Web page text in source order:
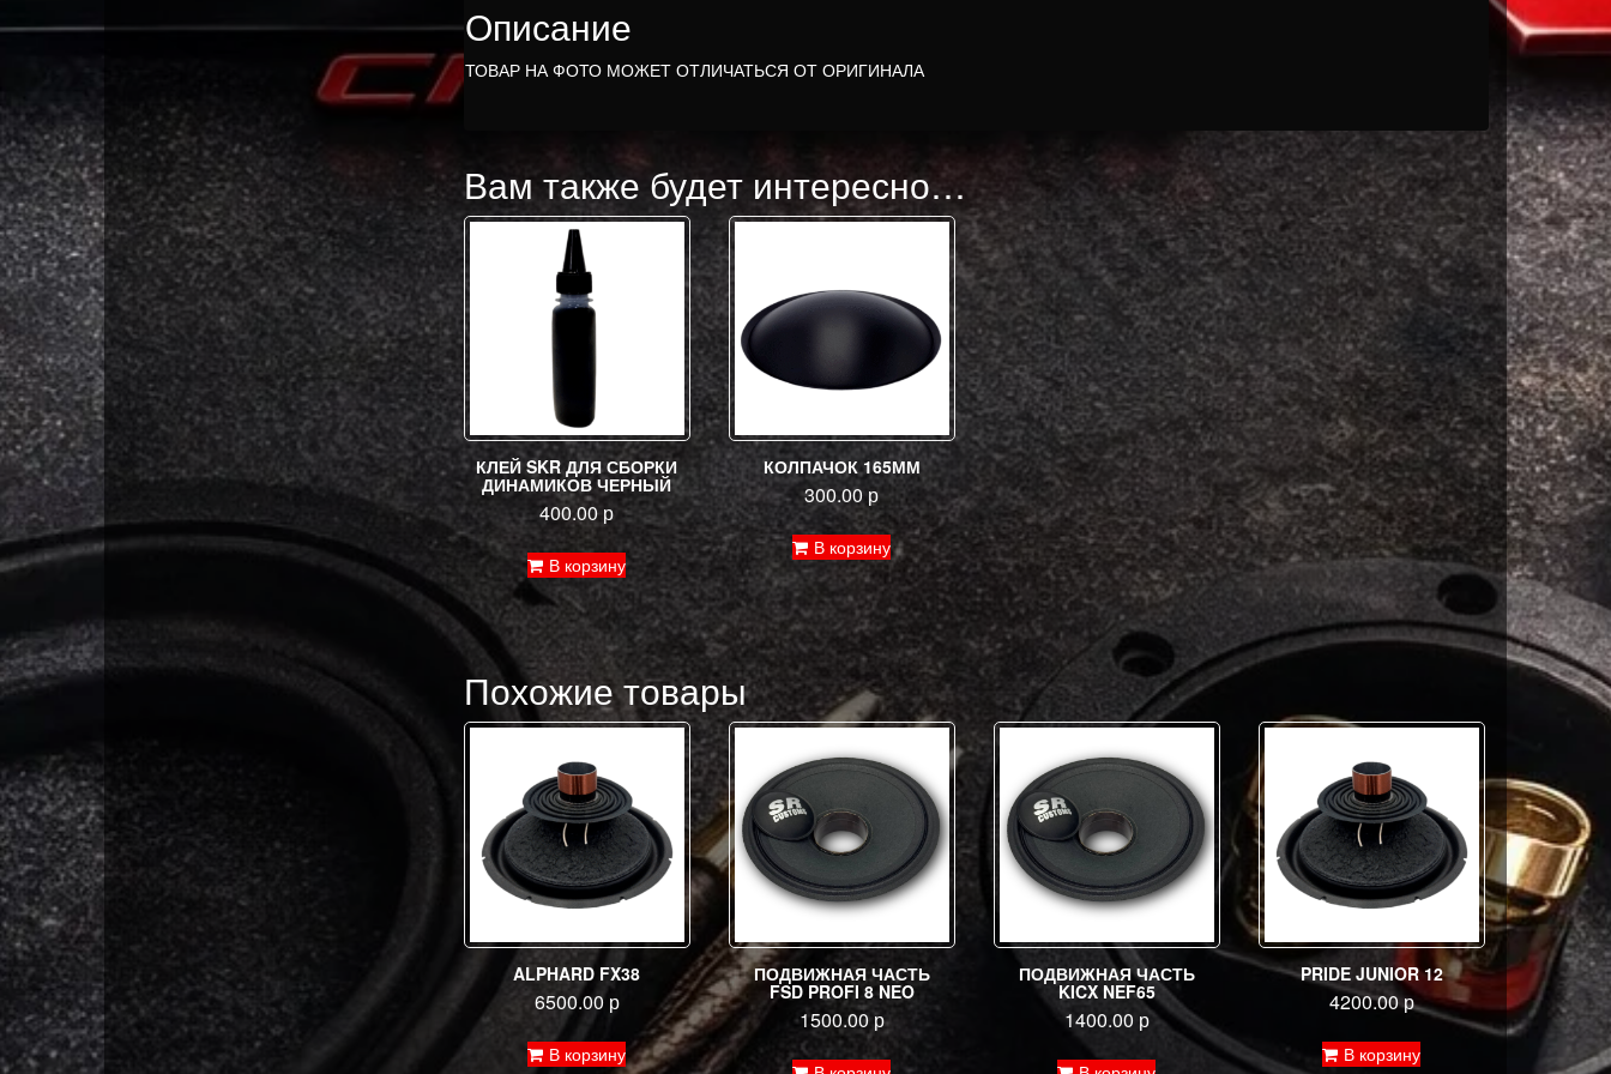
Описание
ТОВАР НА ФОТО МОЖЕТ ОТЛИЧАТЬСЯ ОТ ОРИГИНАЛА
Вам также будет интересно…
КЛЕЙ SKR ДЛЯ СБОРКИ
ДИНАМИКОВ ЧЕРНЫЙ
400.00р
В корзину
КОЛПАЧОК 165ММ
300.00 р
В корзину
Похожие товары
ALPHARD FX38
6500.00р
В корзину
ПОДВИЖНАЯ ЧАСТЬ
FSD PROFI 8 NEO
1500.00р
ПОДВИЖНАЯ ЧАСТЬ
KICX NEF65
1400.00 р
PRIDE JUNIOR 12
4200.00р
В корзину